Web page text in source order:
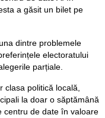
a găsit un bilet pe
dintre problemele
electoratului
parțiale.
clasa politică locală,
la doar o săptămână
centru de date în valoare